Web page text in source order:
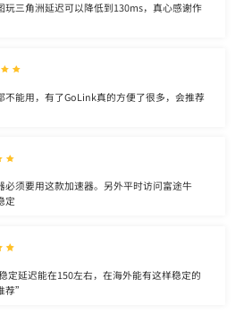
玩三角洲延迟可以降低到130ms，真心感谢作
不能用，有了GoLink真的方便了很多，会推荐
必须要用这款加速器。另外平时访问富途牛
定
定延迟能在150左右，在海外能有这样稳定的
荐”